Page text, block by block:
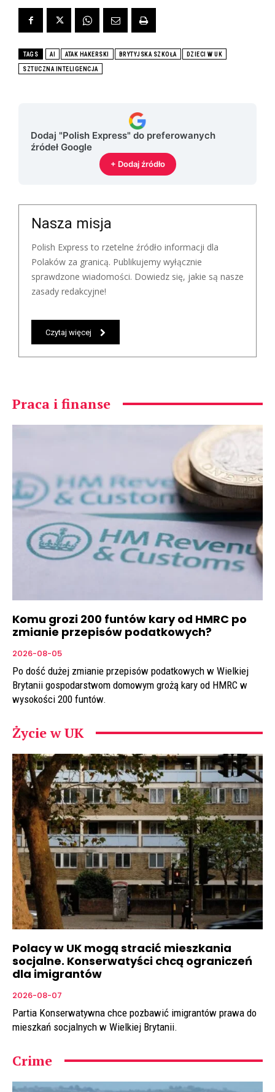
TAGS AI ATAK HAKERSKI BRYTYJSKA SZKOŁA DZIECI W UK
SZTUCZNA INTELIGENCJA
Dodaj "Polish Express" do preferowanych
źródeł Google
+ Dodaj źródło
Nasza misja
Polish Express to rzetelne źródło informacji dla
Polaków za granicą. Publikujemy wyłącznie
sprawdzone wiadomości. Dowiedz się, jakie są nasze
zasady redakcyjne!
Czytaj więcej
Praca i finanse
Komu grozi 200 funtów kary od HMRC po
zmianie przepisów podatkowych?
2026-08-05
Po dość dużej zmianie przepisów podatkowych w Wielkiej
Brytanii gospodarstwom domowym grożą kary od HMRC w
wysokości 200 funtów.
Życie w UK
Polacy w UK mogą stracić mieszkania
socjalne. Konserwatyści chcą ograniczeń
dla imigrantów
2026-08-07
Partia Konserwatywna chce pozbawić imigrantów prawa do
mieszkań socjalnych w Wielkiej Brytanii.
Crime